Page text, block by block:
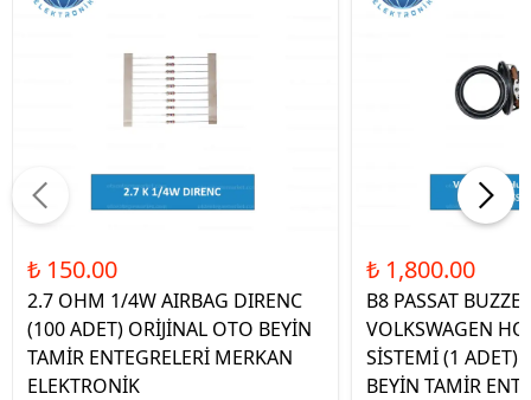
₺ 150.00
2.7 OHM 1/4W AIRBAG DIRENC
(100 ADET) ORİJİNAL OTO BEYİN
TAMİR ENTEGRELERİ MERKAN
ELEKTRONİK
₺ 1,800.00
B8 PASSAT
VOLKSWAGEN
SİSTEMİ (1 ADET)
BEYİN TAMİR